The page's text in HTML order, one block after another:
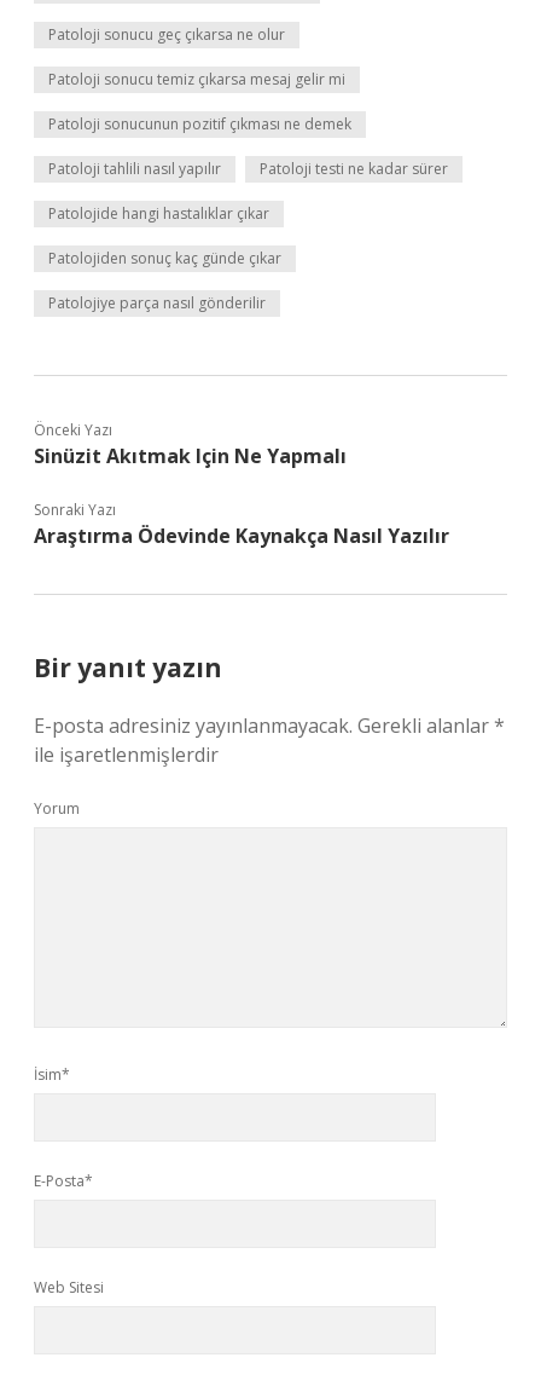
Patoloji sonucu geç çıkarsa ne olur
Patoloji sonucu temiz çıkarsa mesaj gelir mi
Patoloji sonucunun pozitif çıkması ne demek
Patoloji tahlili nasıl yapılır Patoloji testi ne kadar sürer
Patolojide hangi hastalıklar çıkar
Patolojiden sonuç kaç günde çıkar
Patolojiye parça nasıl gönderilir
Önceki Yazı
Sinüzit Akıtmak Için Ne Yapmalı
Sonraki Yazı
Araştırma Ödevinde Kaynakça Nasıl Yazılır
Bir yanıt yazın
E-posta adresiniz yayınlanmayacak. Gerekli alanlar*
ile işaretlenmişlerdir
Yorum
İsim*
E-Posta*
Web Sitesi